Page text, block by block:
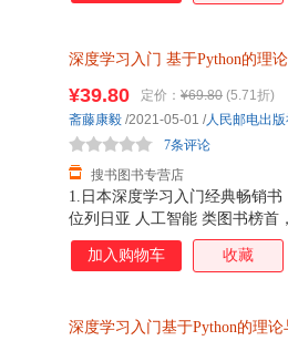
深度学习入门 基于Python的理
1.日本深度学习入门经典畅销
位列日亚 人工智能 类图书榜首
赖外部库或工具，从零创建一
下载，需要的运行环境非常简
常直观。 6.相比AI圣经 花书
¥39.80 定价： ¥69.80 (5.71折)
搜书图书专营店
7条评论
斋藤康毅 /2021-05-01 /人民邮电出
加入购物车 收藏
深度学习入门基于Python的理论